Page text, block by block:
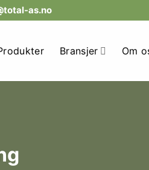
as.no
Bransjer Om